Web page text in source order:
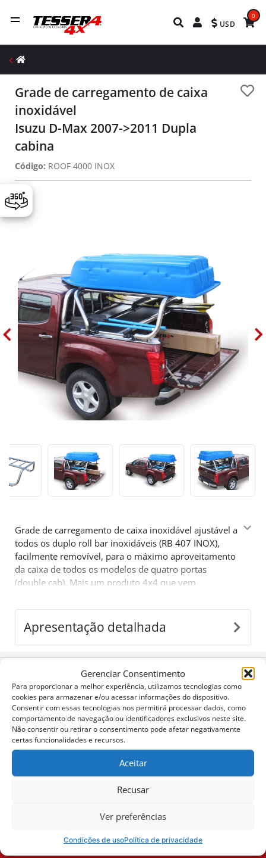
Gerenciar Consentimento
Para proporcionar a melhor experiência, utilizamos tecnologias como
cookies para armazenar e/ou acessar informações do dispositivo.
Consentir com essas tecnologias nos permitirá processar dados, como
comportamento de navegação ou identificadores exclusivos neste site.
Não consentir ou retirar o consentimento pode afetar negativamente
certas funcionalidades e recursos.
Aceitar
Recusar
Ver preferências
Condições de usoPolítica de privacidade
USD
0
Grade de carregamento de caixa
inoxidável
Isuzu D-Max 2007->2011 Dupla
cabina
Código: ROOF 4000 INOX
Grade de carregamento de caixa inoxidável ajustável a
todos os duplo roll bar inoxidáveis (RB 407 INOX),
facilmente removível, para o máximo aproveitamento
da caixa de todos os modelos de quatro portas
(double cab). Mais um produto 4x4 que vem
Apresentação detalhada
Configure o seu
Baixar Folhetos e Manuais
Notícias Corporativas